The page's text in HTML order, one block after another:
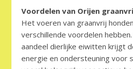
Voordelen van Orijen
Het voeren van graanvrij
verschillende voordelen
aandeel dierlijke eiwitten krijgt
energie en ondersteuning voor